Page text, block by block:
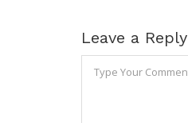
Leave a Reply